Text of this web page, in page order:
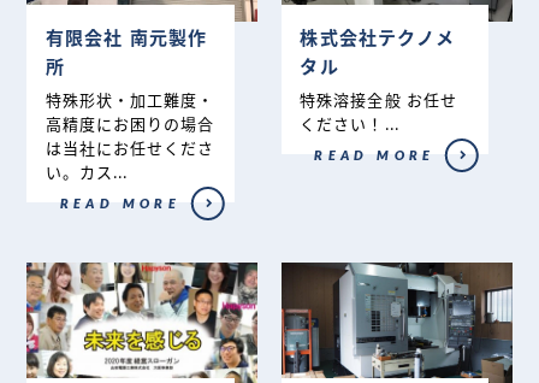
有限会社 南元製作
所
特殊形状・加工難度・
高精度にお困りの場合
は当社にお任せくださ
い。カス...
READ MORE
株式会社テクノメ
タル
特殊溶接全般 お任せ
ください！...
READ MORE